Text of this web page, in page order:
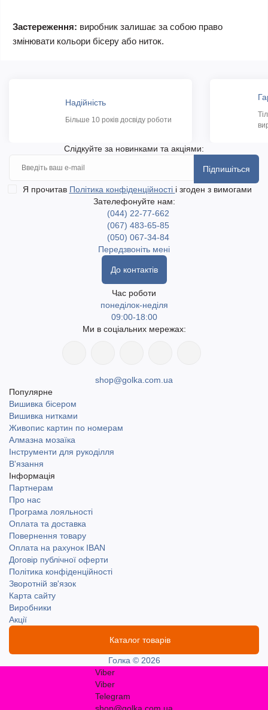
Застереження: виробник залишає за собою право
змінювати кольори бісеру або ниток.
Надійність
Більше 10 років досвіду роботи
Слідкуйте за новинками та акціями:
Підпишіться
Я прочитав Політика конфіденційності і згоден з вимогами
Зателефонуйте нам:
(044) 22-77-662
(067) 483-65-85
(050) 067-34-84
Передзвоніть мені
До контактів
Час роботи
понеділок-неділя
09:00-18:00
Ми в соціальних мережах:
shop@golka.com.ua
Популярне
Вишивка бісером
Вишивка нитками
Живопис картин по номерам
Алмазна мозаїка
Інструменти для рукоділля
В'язання
Інформація
Партнерам
Про нас
Програма лояльності
Оплата та доставка
Повернення товару
Оплата на рахунок IBAN
Договір публічної оферти
Політика конфіденційності
Зворотній зв'язок
Карта сайту
Виробники
Акції
Каталог товарів
Голка © 2026
Viber
Viber
Telegram